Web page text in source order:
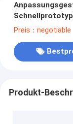
CNC-
Preis：negotiable
Produkt-